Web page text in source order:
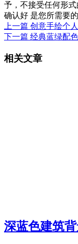
予，不接受任何形
确认好 是您所需要
上一篇 创意手绘个
下一篇 经典蓝绿配
相关文章
深蓝色建筑